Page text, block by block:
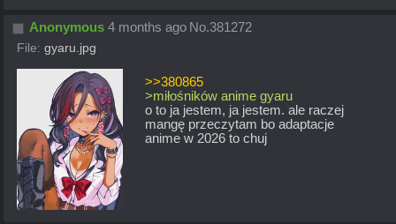
Anonymous 4 months ago No.381272
File: gyaru.jpg
>>380865
>miłośników anime gyaru
o to ja jestem, ja jestem. ale raczej
mangę przeczytam bo adaptacje
anime w 2026 to chuj